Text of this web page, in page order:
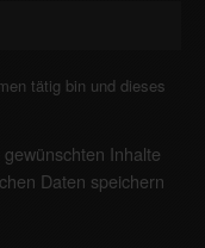
tätig bin und dieses
Inhalte
Daten speichern